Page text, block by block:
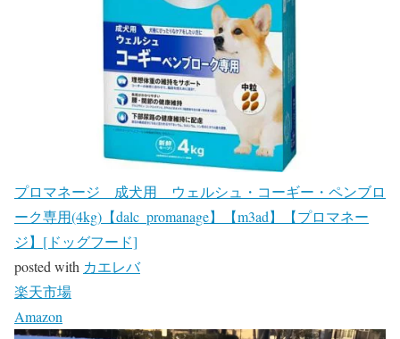
プロマネージ 成犬用 ウェルシュ・コーギー・ペンブロ
ーク専用(4kg)【dalc_promanage】【m3ad】【プロマネー
ジ】[ドッグフード]
posted with カエレバ
楽天市場
Amazon